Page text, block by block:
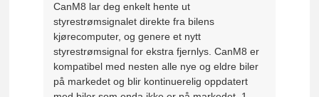
CanM8 lar deg enkelt hente ut
styrestrømsignalet direkte fra bilens
kjørecomputer, og genere et nytt
styrestrømsignal for ekstra fjernlys. CanM8 er
kompatibel med nesten alle nye og eldre biler
på markedet og blir kontinuerelig oppdatert